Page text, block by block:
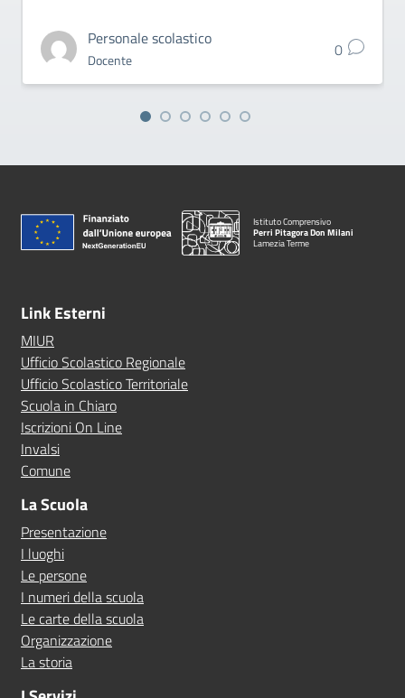
Personale scolastico
Docente 0
Istituto Comprensivo
Perri Pitagora Don Milani
Lamezia Terme
Link Esterni
MIUR
Ufficio Scolastico Regionale
Ufficio Scolastico Territoriale
Scuola in Chiaro
Iscrizioni On Line
Invalsi
Comune
La Scuola
Presentazione
I luoghi
Le persone
I numeri della scuola
Le carte della scuola
Organizzazione
La storia